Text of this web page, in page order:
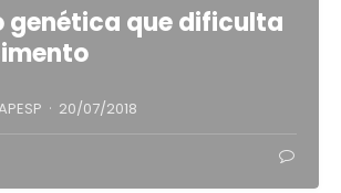
genética que dificulta
· 20/07/2018